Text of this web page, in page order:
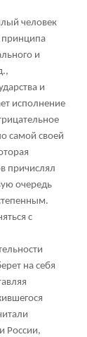
человек
принципа
и
и
исполнение
самой своей
причислял
очередь
с
на себя
России,